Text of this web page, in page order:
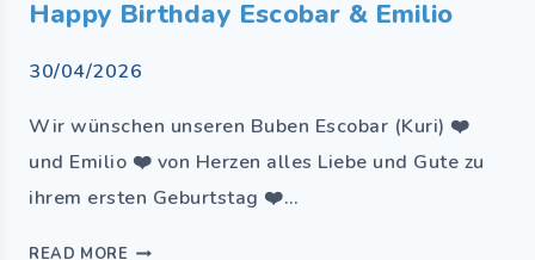
Happy Birthday Escobar & Emilio
30/04/2026
Wir wünschen unseren Buben Escobar (Kuri) ❤️
und Emilio ❤️ von Herzen alles Liebe und Gute zu
ihrem ersten Geburtstag ❤️…
READ MORE